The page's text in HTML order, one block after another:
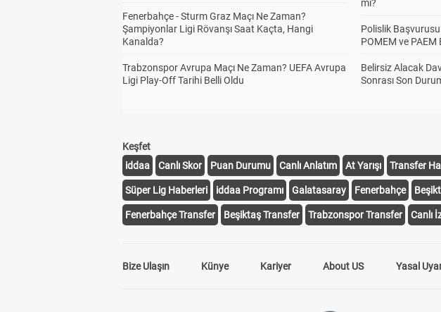
Fenerbahçe - Sturm Graz Maçı Ne Zaman?
Şampiyonlar Ligi Rövanşı Saat Kaçta, Hangi
Kanalda?
Trabzonspor Avrupa Maçı Ne Zaman? UEFA Avrupa
Ligi Play-Off Tarihi Belli Oldu
mi?
Polislik
POMEM ve
Belirsiz Alacak
Sonrası Son
Keşfet
iddaa
Canlı Skor Puan Durumu Canlı Anlatım At Yarışı Transfer
Süper Lig Haberleri iddaa Programı Galatasaray Fenerbahçe
Fenerbahçe Transfer Beşiktaş Transfer Trabzonspor Transfer Canlı
Bize Ulaşın Künye Kariyer About US Yasal